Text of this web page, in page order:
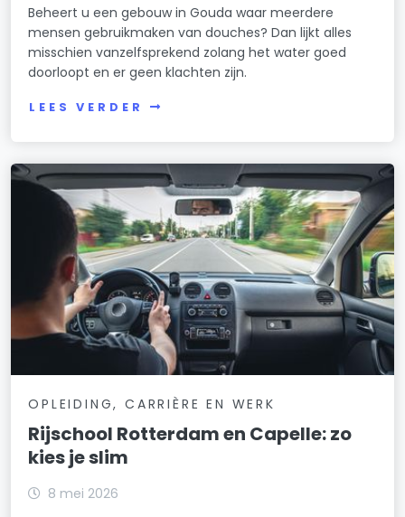
Beheert u een gebouw in Gouda waar meerdere
mensen gebruikmaken van douches? Dan lijkt alles
misschien vanzelfsprekend zolang het water goed
doorloopt en er geen klachten zijn.
LEES VERDER
OPLEIDING, CARRIÈRE EN WERK
Rijschool Rotterdam en Capelle: zo
kies je slim
8 mei 2026